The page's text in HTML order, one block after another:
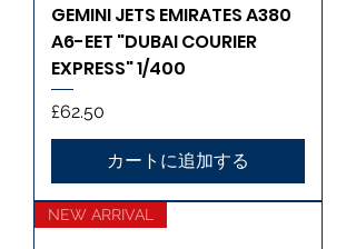
GEMINI JETS EMIRATES A380
A6-EET "DUBAI COURIER
EXPRESS" 1/400
価格
£62.50
カートに追加する
NEW ARRIVAL